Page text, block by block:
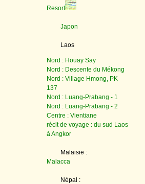
Resort
Japon
Laos
Nord : Houay Say
Nord : Descente du Mékong
Nord : Village Hmong, PK
137
Nord : Luang-Prabang - 1
Nord : Luang-Prabang - 2
Centre : Vientiane
récit de voyage : du sud Laos
à Angkor
Malaisie :
Malacca
Népal :